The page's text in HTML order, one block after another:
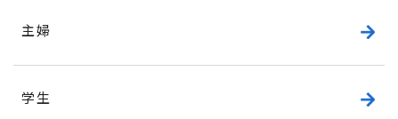
主婦
学生